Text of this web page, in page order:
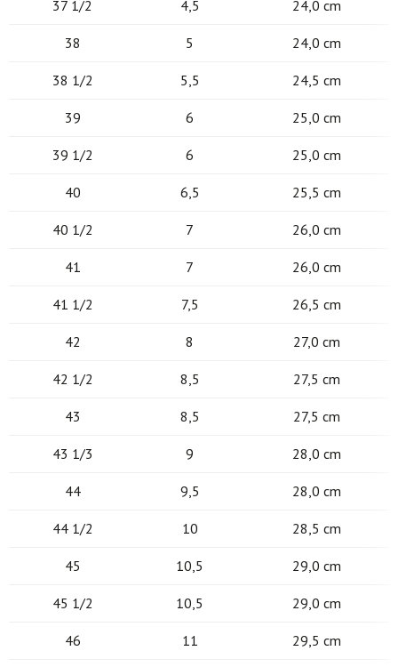
37 1/2 4,5 24,0 cm
38 5 24,0 cm
38 1/2 5,5 24,5 cm
39 6 25,0 cm
39 1/2 6 25,0 cm
40 6,5 25,5 cm
40 1/2 7 26,0 cm
41 7 26,0 cm
41 1/2 7,5 26,5 cm
42 8 27,0 cm
42 1/2 8,5 27,5 cm
43 8,5 27,5 cm
43 1/3 9 28,0 cm
44 9,5 28,0 cm
44 1/2 10 28,5 cm
45 10,5 29,0 cm
45 1/2 10,5 29,0 cm
46 11 29,5 cm